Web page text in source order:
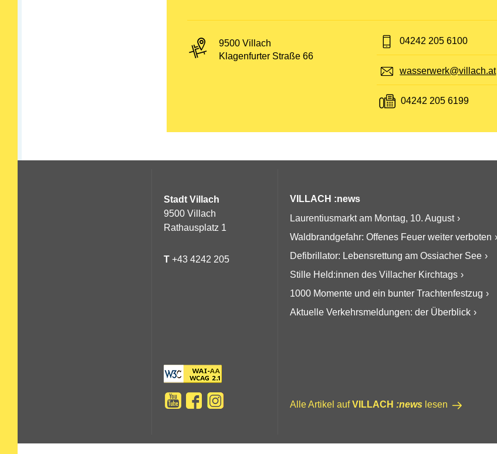
PLZ und Ort:
9500 Villach
Adresse:
Klagenfurter Straße 66
Telefon:
04242 205 6100
E-Mail:
wasserwerk@villach.at
Fax:
04242 205 6199
Stadt Villach
9500 Villach
Rathausplatz 1
T +43 4242 205
VILLACH :news
Laurentiusmarkt am Montag, 10. August
Waldbrandgefahr: Offenes Feuer weiter verboten
Defibrillator: Lebensrettung am Ossiacher See
Stille Held:innen des Villacher Kirchtags
1000 Momente und ein bunter Trachtenfestzug
Aktuelle Verkehrsmeldungen: der Überblick
Alle Artikel aufVILLACH :news lesen